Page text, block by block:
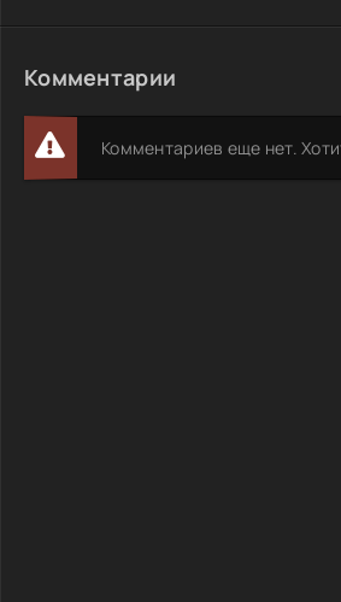
Комментарии
Комментариев еще нет.